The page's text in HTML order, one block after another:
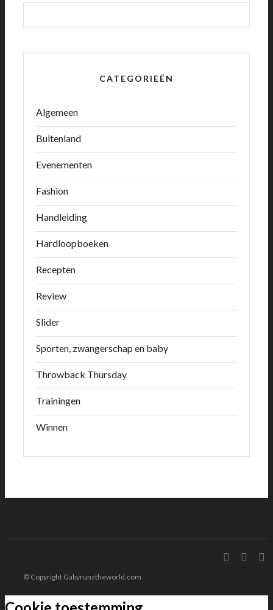
CATEGORIEËN
Algemeen
Buitenland
Evenementen
Fashion
Handleiding
Hardloopboeken
Recepten
Review
Slider
Sporten, zwangerschap en baby
Throwback Thursday
Trainingen
Winnen
© Copyright Gabyrunstheworld.com